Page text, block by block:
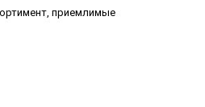
приемлимые